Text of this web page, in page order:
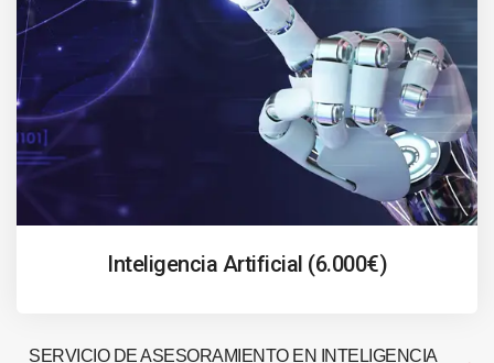
Inteligencia Artificial (6.000€)
SERVICIO DE ASESORAMIENTO EN INTELIGENCIA